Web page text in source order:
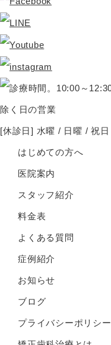
[休診日] 水曜 / 日曜 / 祝日
はじめての方へ
医院案内
スタッフ紹介
料金表
よくある質問
症例紹介
お知らせ
ブログ
プライバシーポリシー